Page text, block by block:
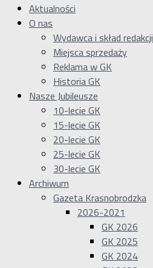
Aktualności
O nas
Wydawca i skład redakcji
Miejsca sprzedaży
Reklama w GK
Historia GK
Nasze Jubileusze
10-lecie GK
15-lecie GK
20-lecie GK
25-lecie GK
30-lecie GK
Archiwum
Gazeta Krasnobrodzka
2026-2021
GK 2026
GK 2025
GK 2024